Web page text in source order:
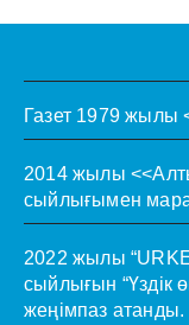
Газет 1979 жылы
2014 жылы
сыйлығымен
2022 жылы
сыйлығын “Үздік
жеңімпаз атанды.